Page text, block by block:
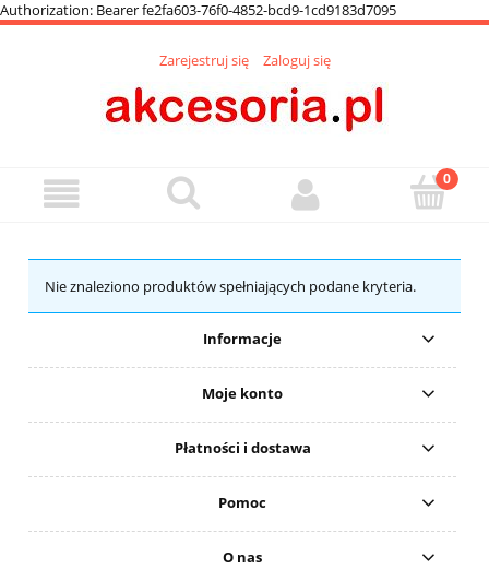
Authorization: Bearer fe2fa603-76f0-4852-bcd9-1cd9183d7095
Zarejestruj się Zaloguj się
Nie znaleziono produktów spełniających podane kryteria.
Informacje
Moje konto
Płatności i dostawa
Pomoc
O nas